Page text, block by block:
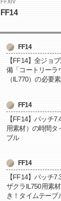
FFXIV
FF14
FF14
【FF14】全ジョ
備「コートリーラ
（IL770）の必要
FF14
【FF14】パッチ
用素材）の時間タ
ブル
FF14
【FF14】パッチ
ザクラIL750用素
き！タイムテーブ